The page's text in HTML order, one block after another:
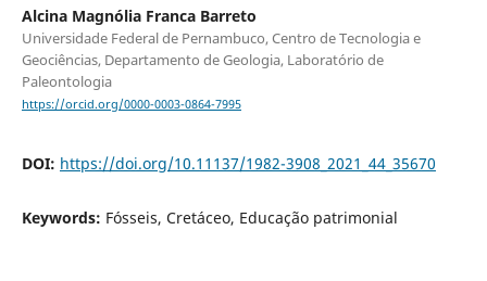
Alcina Magnólia Franca Barreto
Universidade Federal de Pernambuco, Centro de Tecnologia e
Geociências, Departamento de Geologia, Laboratório de
Paleontologia
https://orcid.org/0000-0003-0864-7995
DOI: https://doi.org/10.11137/1982-3908_2021_44_35670
Keywords: Fósseis, Cretáceo, Educação patrimonial